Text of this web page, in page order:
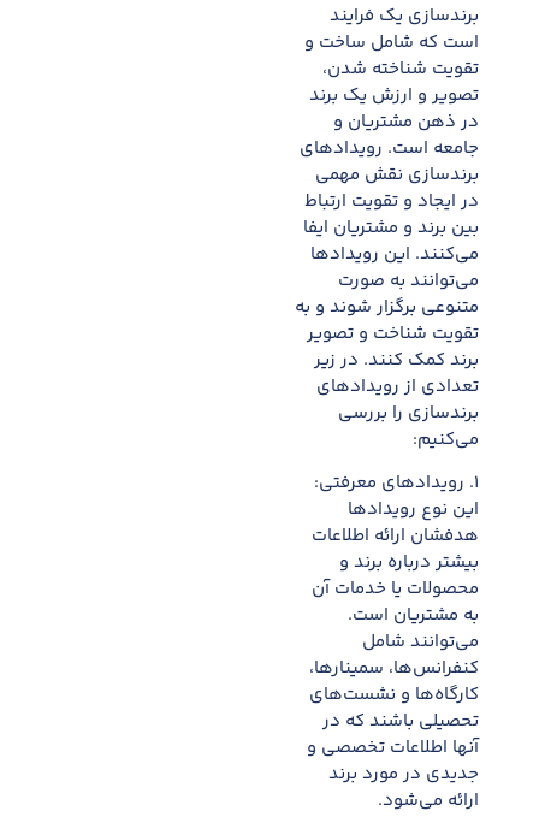
برندسازی یک فرایند
است که شامل ساخت و
تقویت شناخته شدن،
تصویر و ارزش یک برند
در ذهن مشتریان و
جامعه است. رویدادهای
برندسازی نقش مهمی
در ایجاد و تقویت ارتباط
بین برند و مشتریان ایفا
می‌کنند. این رویدادها
می‌توانند به صورت
متنوعی برگزار شوند و به
تقویت شناخت و تصویر
برند کمک کنند. در زیر
تعدادی از رویدادهای
برندسازی را بررسی
می‌کنیم:
۱. رویدادهای معرفتی:
این نوع رویدادها
هدفشان ارائه اطلاعات
بیشتر درباره برند و
محصولات یا خدمات آن
به مشتریان است.
می‌توانند شامل
کنفرانس‌ها، سمینارها،
کارگاه‌ها و نشست‌های
تحصیلی باشند که در
آنها اطلاعات تخصصی و
جدیدی در مورد برند
ارائه می‌شود.